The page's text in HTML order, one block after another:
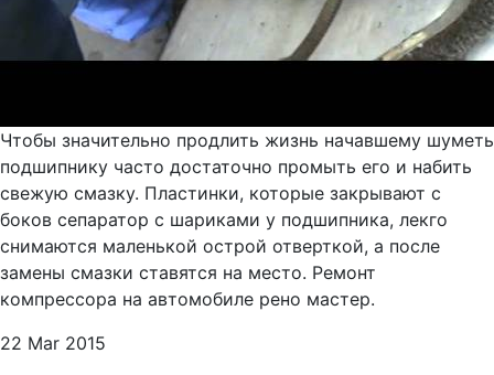
Чтобы значительно продлить жизнь начавшему шуметь
подшипнику часто достаточно промыть его и набить
свежую смазку. Пластинки, которые закрывают с
боков сепаратор с шариками у подшипника, лекго
снимаются маленькой острой отверткой, а после
замены смазки ставятся на место. Ремонт
компрессора на автомобиле рено мастер.
22 Mar 2015